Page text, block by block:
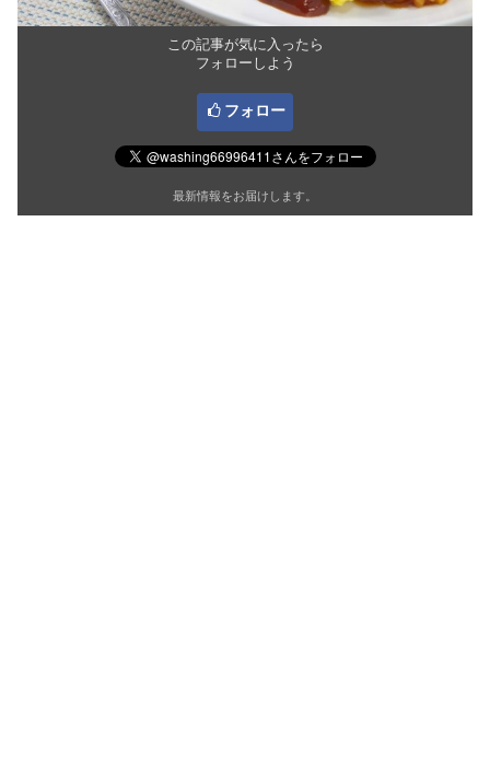
この記事が気に入ったら
フォローしよう
フォロー
最新情報をお届けします。